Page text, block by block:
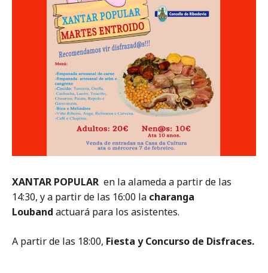
XANTAR POPULAR en la alameda a partir de las
14:30, y a partir de las 16:00 la charanga
Louband actuará para los asistentes.
A partir de las 18:00, Fiesta y Concurso de Disfraces.